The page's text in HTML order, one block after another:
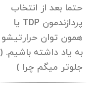
حتما بعد از انتخاب
پردازندمون TDP یا
همون توان حرارتیشو
به یاد داشته باشیم. (
جلوتر میگم چرا )